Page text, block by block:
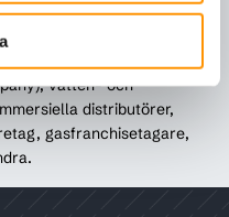
säkerställer korrekt
ett garantibevis från
Israel Electric Company,
vatten- och
distributörer,
gasfranchisetagare,